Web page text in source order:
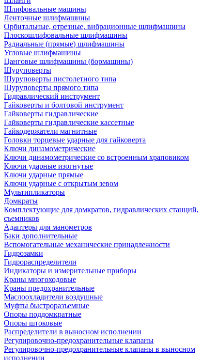
Шлифовальные машины
Ленточные шлифмашины
Орбитальные, отрезные, вибрационные шлифмашины
Плоскошлифовальные шлифмашины
Радиальные (прямые) шлифмашины
Угловые шлифмашины
Цанговые шлифмашины (бормашины)
Шуруповерты
Шуруповерты пистолетного типа
Шуруповерты прямого типа
Гидравлический инструмент
Гайковерты и болтовой инструмент
Гайковерты гидравлические
Гайковерты гидравлические кассетные
Гайкодержатели магнитные
Головки торцевые ударные для гайковерта
Ключи динамометрические
Ключи динамометрические со встроенным храповиком
Ключи ударные изогнутые
Ключи ударные прямые
Ключи ударные с открытым зевом
Мультипликаторы
Домкраты
Комплектующие для домкратов, гидравлических станций,
съемников
Адаптеры для манометров
Баки дополнительные
Вспомогательные механические принадлежности
Гидрозамки
Гидрораспределители
Индикаторы и измерительные приборы
Краны многоходовые
Краны предохранительные
Маслоохладители воздушные
Муфты быстроразъемные
Опоры поддомкратные
Опоры штоковые
Распределители в выносном исполнении
Регулировочно-предохранительные клапаны
Регулировочно-предохранительные клапаны в выносном
исполнении